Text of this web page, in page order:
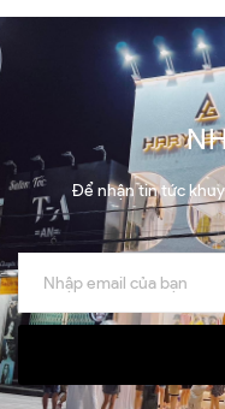
Để nhận tin tức